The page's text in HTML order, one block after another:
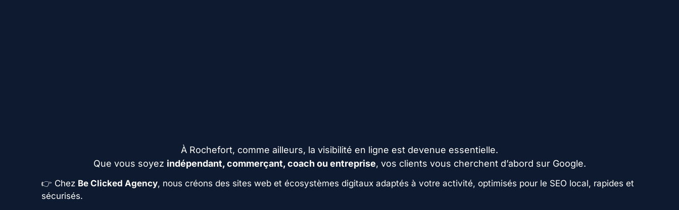
À Rochefort, comme ailleurs, la visibilité en ligne est devenue essentielle.
Que vous soyez indépendant, commerçant, coach ou entreprise, vos clients vous cherchent d’abord sur Google.
👉 Chez Be Clicked Agency, nous créons des sites web et écosystèmes digitaux adaptés à votre activité, optimisés pour le SEO local, rapides et
sécurisés.